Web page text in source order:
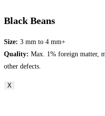
Black Beans
Size: 3 mm to 4 mm+
Quality: Max. 1% foreign matter,
other defects.
X